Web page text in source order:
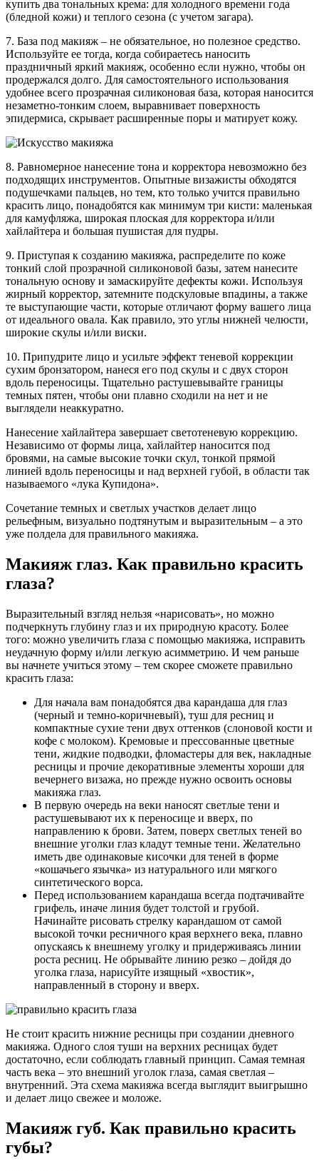
купить два тональных крема: для холодного времени года
(бледной кожи) и теплого сезона (с учетом загара).
7. База под макияж – не обязательное, но полезное средство.
Используйте ее тогда, когда собираетесь наносить
праздничный яркий макияж, особенно если нужно, чтобы он
продержался долго. Для самостоятельного использования
удобнее всего прозрачная силиконовая база, которая наносится
незаметно-тонким слоем, выравнивает поверхность
эпидермиса, скрывает расширенные поры и матирует кожу.
8. Равномерное нанесение тона и корректора невозможно без
подходящих инструментов. Опытные визажисты обходятся
подушечками пальцев, но тем, кто только учится правильно
красить лицо, понадобятся как минимум три кисти: маленькая
для камуфляжа, широкая плоская для корректора и/или
хайлайтера и большая пушистая для пудры.
9. Приступая к созданию макияжа, распределите по коже
тонкий слой прозрачной силиконовой базы, затем нанесите
тональную основу и замаскируйте дефекты кожи. Используя
жирный корректор, затемните подскуловые впадины, а также
те выступающие части, которые отличают форму вашего лица
от идеального овала. Как правило, это углы нижней челюсти,
широкие скулы и/или виски.
10. Припудрите лицо и усильте эффект теневой коррекции
сухим бронзатором, нанеся его под скулы и с двух сторон
вдоль переносицы. Тщательно растушевывайте границы
темных пятен, чтобы они плавно сходили на нет и не
выглядели неаккуратно.
Нанесение хайлайтера завершает светотеневую коррекцию.
Независимо от формы лица, хайлайтер наносится под
бровями, на самые высокие точки скул, тонкой прямой
линией вдоль переносицы и над верхней губой, в области так
называемого «лука Купидона».
Сочетание темных и светлых участков делает лицо
рельефным, визуально подтянутым и выразительным – а это
уже полдела для правильного макияжа.
Макияж глаз. Как правильно красить
глаза?
Выразительный взгляд нельзя «нарисовать», но можно
подчеркнуть глубину глаз и их природную красоту. Более
того: можно увеличить глаза с помощью макияжа, исправить
неудачную форму и/или легкую асимметрию. И чем раньше
вы начнете учиться этому – тем скорее сможете правильно
красить глаза:
Для начала вам понадобятся два карандаша для глаз
(черный и темно-коричневый), туш для ресниц и
компактные сухие тени двух оттенков (слоновой кости и
кофе с молоком). Кремовые и прессованные цветные
тени, жидкие подводки, фломастеры для век, накладные
ресницы и прочие декоративные элементы хороши для
вечернего визажа, но прежде нужно освоить основы
макияжа глаз.
В первую очередь на веки наносят светлые тени и
растушевывают их к переносице и вверх, по
направлению к брови. Затем, поверх светлых теней во
внешние уголки глаз кладут темные тени. Желательно
иметь две одинаковые кисочки для теней в форме
«кошачьего язычка» из натурального или мягкого
синтетического ворса.
Перед использованием карандаша всегда подтачивайте
грифель, иначе линия будет толстой и грубой.
Начинайте рисовать стрелку карандашом от самой
высокой точки ресничного края верхнего века, плавно
опускаясь к внешнему уголку и придерживаясь линии
роста ресниц. Не обрывайте линию резко – дойдя до
уголка глаза, нарисуйте изящный «хвостик»,
направленный в сторону и вверх.
Не стоит красить нижние ресницы при создании дневного
макияжа. Одного слоя туши на верхних ресницах будет
достаточно, если соблюдать главный принцип. Самая темная
часть века – это внешний уголок глаза, самая светлая –
внутренний. Эта схема макияжа всегда выглядит выигрышно
и делает лицо свежее и моложе.
Макияж губ. Как правильно красить
губы?